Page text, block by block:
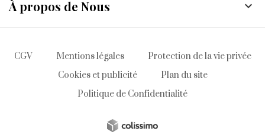
À propos de Nous 
CGV Mentions légales
Protection de la vie privée
Cookies et publicité
Plan du site
Politique de Confidentialité